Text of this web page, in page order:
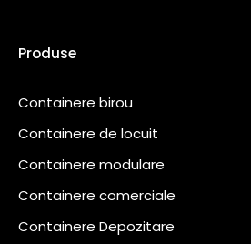
Produse
Containere birou
Containere de locuit
Containere modulare
Containere comerciale
Containere Depozitare